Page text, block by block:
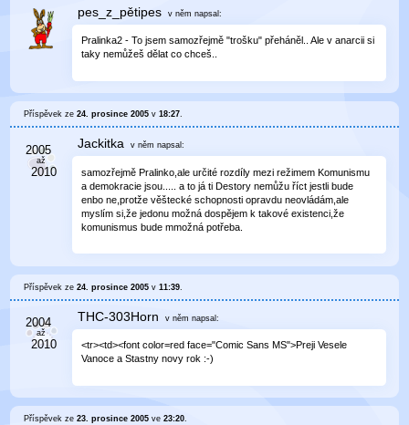
pes_z_pětipes v něm napsal:
Pralinka2 - To jsem samozřejmě "trošku" přeháněl.. Ale v anarcii si
taky nemůžeš dělat co chceš..
Příspěvek ze24. prosince 2005 v18:27.
Jackitka v něm napsal:
samozřejmě Pralinko,ale určité rozdíly mezi režimem Komunismu
a demokracie jsou..... a to já ti Destory nemůžu říct jestli bude
enbo ne,protže věštecké schopnosti opravdu neovládám,ale
myslím si,že jedonu možná dospějem k takové existenci,že
komunismus bude mmožná potřeba.
Příspěvek ze24. prosince 2005 v11:39
THC-303Horn v něm napsal:
<tr><td><font color=red face="Comic Sans MS">Preji Vesele
Vanoce a Stastny novy rok :-)
Příspěvek ze23. prosince 2005 ve23:20.